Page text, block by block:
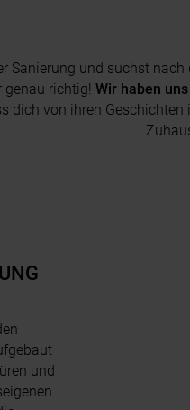
Sanierung und suchst
genau richtig! Wir haben
dich von ihren
und